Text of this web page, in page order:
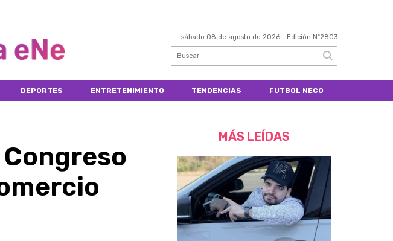
sábado 08 de agosto de 2026 - Edición Nº2803
DEPORTES ENTRETENIMIENTO TENDENCIAS FUTBOL NECO
MÁS LEÍDAS